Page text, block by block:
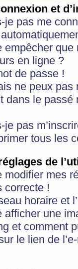
et
je pas me
empêcher
en ligne ?
de passe !
ne peux pas
dans le
pas
tous les
de
modifier mes
correcte !
horaire et
afficher une
et comment
le lien de